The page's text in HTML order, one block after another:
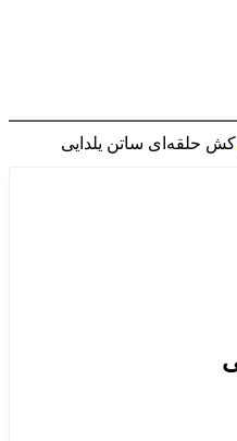
کش حلقه‌ای ساتن یلدایی